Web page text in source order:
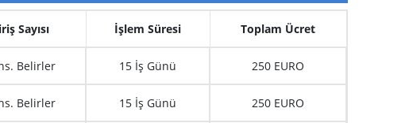
Sayısı İşlem Süresi Toplam Ücret
Belirler 15 İş Günü 250 EURO
Belirler 15 İş Günü 250 EURO